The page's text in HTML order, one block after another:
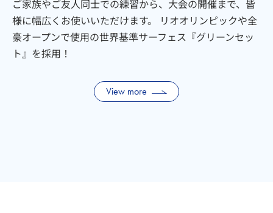
ご家族やご友人同士での練習から、大会の開催まで、皆
様に幅広くお使いいただけます。 リオオリンピックや全
豪オープンで使用の世界基準サーフェス『グリーンセッ
ト』を採用！
View more